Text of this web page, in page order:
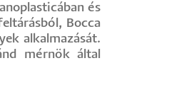
és
Bocca
alkalmazását.
mérnök által